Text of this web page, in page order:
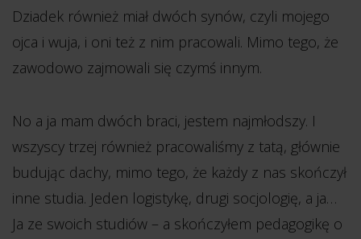
Dziadek również miał dwóch synów, czyli mojego
ojca i wuja, i oni też z nim pracowali. Mimo tego, że
zawodowo zajmowali się czymś innym.
No a ja mam dwóch braci, jestem najmłodszy. I
wszyscy trzej również pracowaliśmy z tatą, głównie
budując dachy, mimo tego, że każdy z nas skończył
inne studia. Jeden logistykę, drugi socjologię, a ja…
Ja ze swoich studiów – a skończyłem pedagogikę o